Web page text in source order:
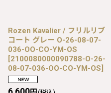
Rozen Kavalier / フリルリブ
コート グレー O-26-08-07-
036-OO-CO-YM-OS
[2100080000090788-O-26-
08-07-036-OO-CO-YM-OS]